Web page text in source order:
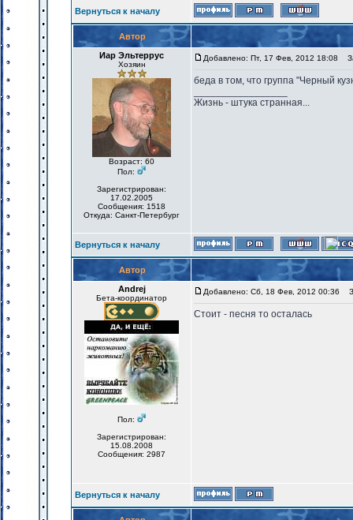
Вернуться к началу
Автор
Иар Эльтеррус
Хозяин
Возраст: 60
Пол:
Зарегистрирован:
17.02.2005
Сообщения: 1518
Откуда: Санкт-Петербург
Добавлено: Пт, 17 Фев, 2012 18:08
беда в том, что группа "Черный
Жизнь - штука странная...
Вернуться к началу
Автор
Andrej
Бета-координатор
Пол:
Зарегистрирован:
15.08.2008
Сообщения: 2987
Добавлено: Сб, 18 Фев, 2012 00:36
Стоит - песня то осталась
Вернуться к началу